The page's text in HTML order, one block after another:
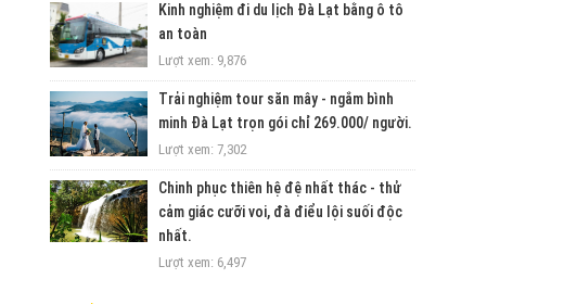
Kinh nghiệm đi du lịch Đà Lạt bằng ô tô
an toàn
Lượt xem: 9,876
Trải nghiệm tour săn mây - ngắm bình
minh Đà Lạt trọn gói chỉ 269.000/ người.
Lượt xem: 7,302
Chinh phục thiên hệ đệ nhất thác - thử
cảm giác cưỡi voi, đà điểu lội suối độc
nhất.
Lượt xem: 6,497